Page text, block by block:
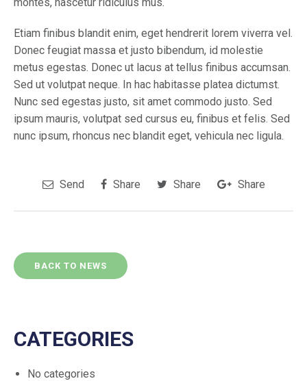
Etiam finibus blandit enim, eget hendrerit lorem viverra vel.
Donec feugiat massa et justo bibendum, id molestie
metus egestas. Donec ut lacus at tellus finibus accumsan.
Sed ut volutpat neque. In hac habitasse platea dictumst.
Nunc sed egestas justo, sit amet commodo justo. Sed
ipsum mauris, volutpat sed cursus eu, finibus et felis. Sed
nunc ipsum, rhoncus nec blandit eget, vehicula nec ligula.
Send Share Share Share
BACK TO NEWS
CATEGORIES
No categories